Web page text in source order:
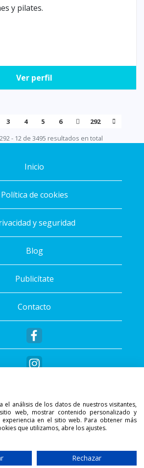
y pilates.
Ver perfil
3 4 5 6
292
- 12 de 3495 resultados en total
Inicio
Política de cookies
y seguridad
Blog
Publicítate
Contacto
2026 - Sportalis®. Todos los
reservados.
Secure Connection
el análisis de los datos de nuestros visitantes,
web, mostrar contenido personalizado y
en el sitio web. Para obtener más
que utilizamos, abre los ajustes.
Rechazar